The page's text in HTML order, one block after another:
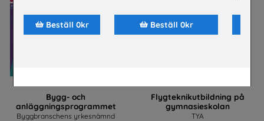
Beställ 0kr Beställ 0kr
Bygg- och
anläggningsprogrammet
Byggbranschens yrkesnämnd
Flygteknikutbildning på
gymnasieskolan
TYA